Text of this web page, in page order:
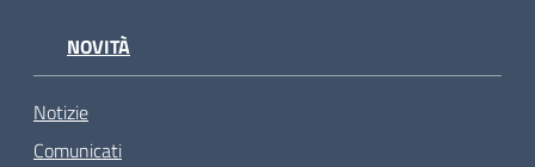
NOVITÀ
Notizie
Comunicati